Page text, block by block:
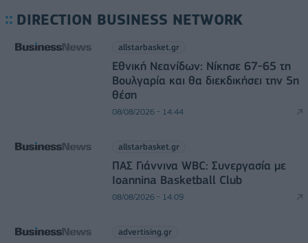
DIRECTION BUSINESS NETWORK
allstarbasket.gr
Εθνική Νεανίδων: Νίκησε 67-65 τη
Βουλγαρία και θα διεκδικήσει την 5η
θέση
08/08/2026 - 14:44
allstarbasket.gr
ΠΑΣ Γιάννινα WBC: Συνεργασία με
Ioannina Basketball Club
08/08/2026 - 14:09
advertising.gr